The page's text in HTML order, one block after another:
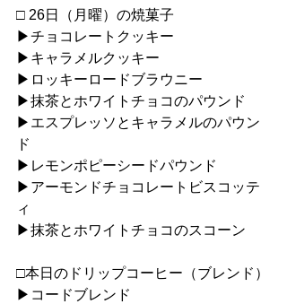
□ 26日（月曜）の焼菓子
▶︎チョコレートクッキー
▶︎キャラメルクッキー
▶︎ロッキーロードブラウニー
▶︎抹茶とホワイトチョコのパウンド
▶︎エスプレッソとキャラメルのパウン
ド
▶︎レモンポピーシードパウンド
▶︎アーモンドチョコレートビスコッテ
ィ
▶︎抹茶とホワイトチョコのスコーン
□本日のドリップコーヒー（ブレンド）
▶︎コードブレンド